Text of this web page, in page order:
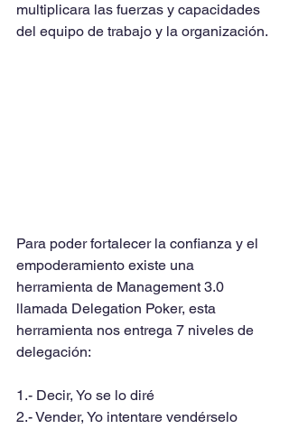
multiplicara las fuerzas y capacidades
del equipo de trabajo y la organización.
Para poder fortalecer la confianza y el
empoderamiento existe una
herramienta de Management 3.0
llamada Delegation Poker, esta
herramienta nos entrega 7 niveles de
delegación:
1.- Decir, Yo se lo diré
2.- Vender, Yo intentare vendérselo